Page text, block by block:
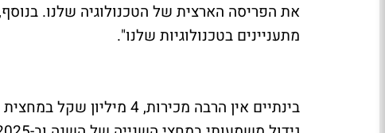
את הפריסה הארצית של הטכנולוגיה שלנו.
מתעניינים בטכנולוגיות שלנו".